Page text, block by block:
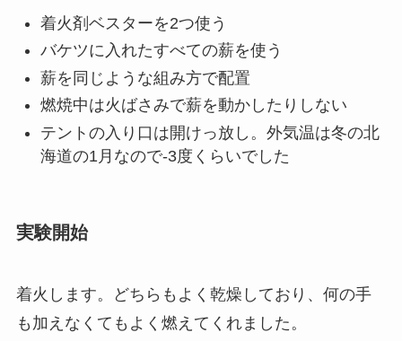
着火剤ベスターを2つ使う
バケツに入れたすべての薪を使う
薪を同じような組み方で配置
燃焼中は火ばさみで薪を動かしたりしない
テントの入り口は開けっ放し。外気温は冬の北
海道の1月なので-3度くらいでした
実験開始
着火します。どちらもよく乾燥しており、何の手
も加えなくてもよく燃えてくれました。